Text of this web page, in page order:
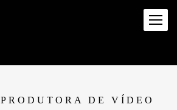
PRODUTORA DE VÍDEO